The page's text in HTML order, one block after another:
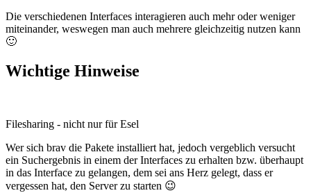
Die verschiedenen Interfaces interagieren auch mehr oder weniger
miteinander, weswegen man auch mehrere gleichzeitig nutzen kann
🙂
Wichtige Hinweise
Filesharing - nicht nur für Esel
Wer sich brav die Pakete installiert hat, jedoch vergeblich versucht
ein Suchergebnis in einem der Interfaces zu erhalten bzw. überhaupt
in das Interface zu gelangen, dem sei ans Herz gelegt, dass er
vergessen hat, den Server zu starten 😉